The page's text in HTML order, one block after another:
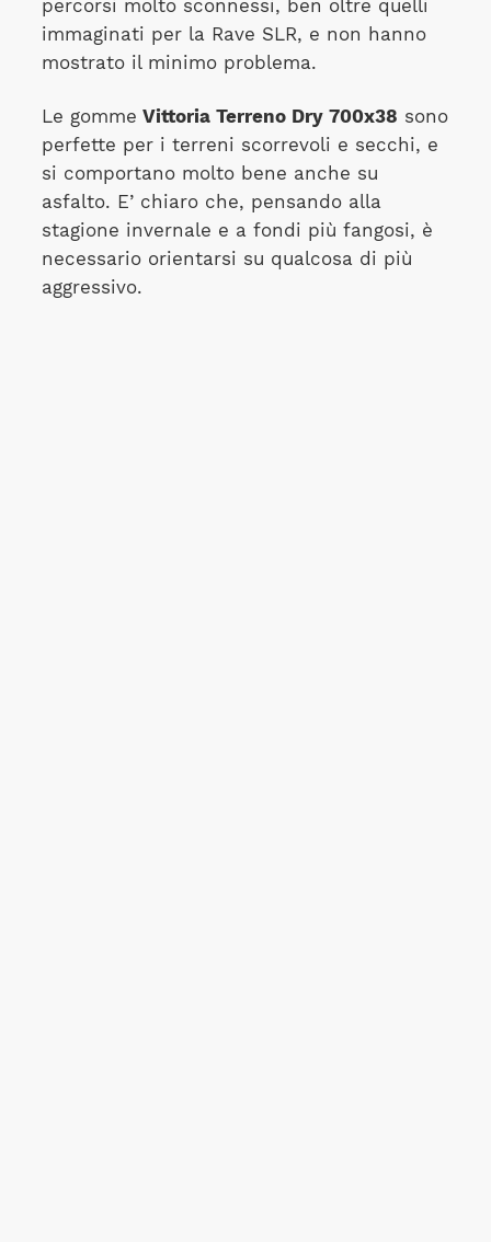
percorsi molto sconnessi, ben oltre quelli
immaginati per la Rave SLR, e non hanno
mostrato il minimo problema.
Le gomme Vittoria Terreno Dry 700x38 sono
perfette per i terreni scorrevoli e secchi, e
si comportano molto bene anche su
asfalto. E’ chiaro che, pensando alla
stagione invernale e a fondi più fangosi, è
necessario orientarsi su qualcosa di più
aggressivo.